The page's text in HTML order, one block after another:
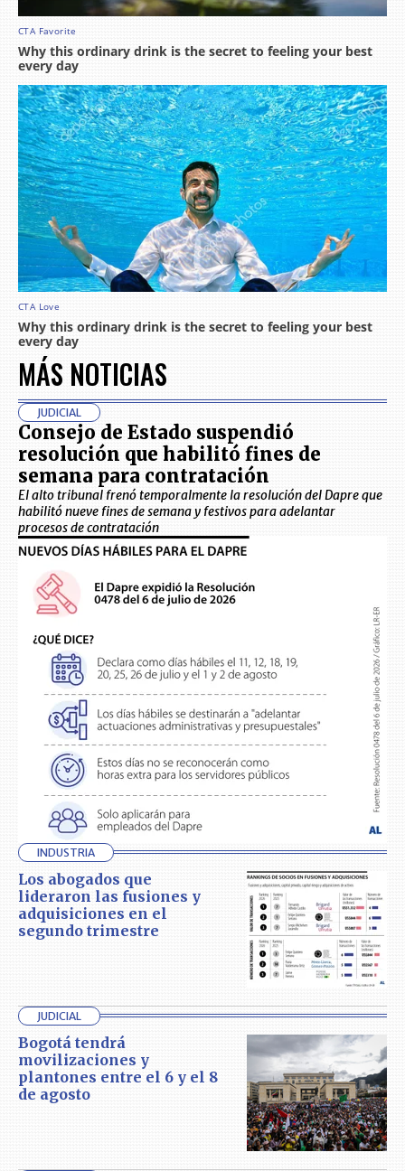
MÁS NOTICIAS
JUDICIAL
Consejo de Estado suspendió
resolución que habilitó fines de
semana para contratación
El alto tribunal frenó temporalmente la resolución del Dapre que
habilitó nueve fines de semana y festivos para adelantar
procesos de contratación
INDUSTRIA
Los abogados que
lideraron las fusiones y
adquisiciones en el
segundo trimestre
JUDICIAL
Bogotá tendrá
movilizaciones y
plantones entre el 6 y el 8
de agosto